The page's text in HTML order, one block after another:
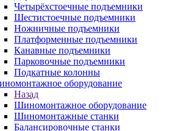
Четырёхстоечные подъемники
Шестистоечные подъемники
Ножничные подъемники
Платформенные подъемники
Канавные подъемники
Парковочные подъемники
Подкатные колонны
оборудование
Назад
Шиномонтажное оборудование
Шиномонтажные станки
Балансировочные станки